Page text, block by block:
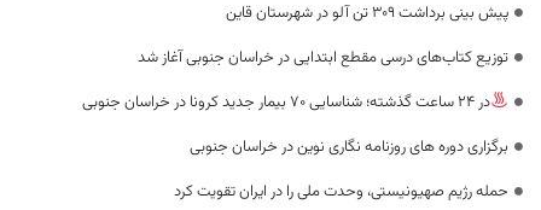
پیش بینی برداشت ۳۰۹ تن آلو در شهرستان قاین
توزیع کتاب‌های درسی مقطع ابتدایی در خراسان جنوبی آغاز شد
در 24 ساعت گذشته؛ شناسایی 70 بیمار جدید کرونا در خراسان جنوبی
برگزاری دوره های روزنامه نگاری نوین در خراسان جنوبی
حمله رژیم صهیونیستی، وحدت ملی را در ایران تقویت کرد